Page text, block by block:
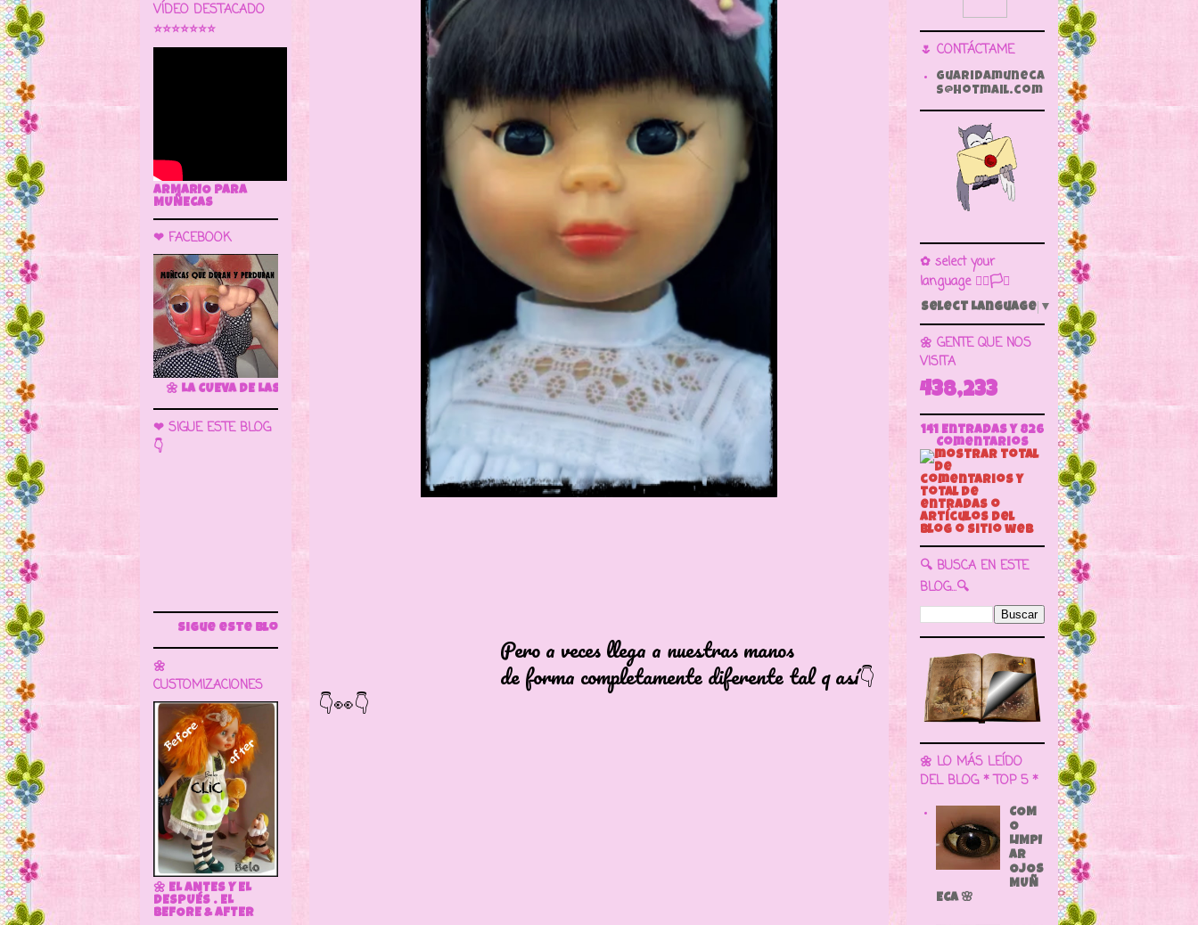
Pero a veces llega a nuestras manos
de forma completamente diferente tal q así👇
👇👀👇
VÍDEO DESTACADO
⭐⭐⭐⭐⭐⭐⭐
ARMARIO PARA
MUÑECAS
❤ FACEBOOK
🌼 LA CUEVA DE LAS MUÑECAS
❤ SIGUE ESTE BLOG
👇
Sigue este blog para más información
🌼
CUSTOMIZACIONES
🌼 EL ANTES Y EL
DESPUÉS . EL
BEFORE & AFTER
🌷 CONTÁCTAME
guaridamuneca
s@hotmail.com
✿ select your
language 🏳️‍🌈🏳️🏁
Select Language ▼
🌼 GENTE QUE NOS
VISITA
438,233
141 Entradas y 826
Comentarios
🔍 BUSCA EN ESTE
BLOG...🔍
🌼 LO MÁS LEÍDO
DEL BLOG * TOP 5 *
COM
O
LIMPI
AR
OJOS
MUÑ
ECA 🌸